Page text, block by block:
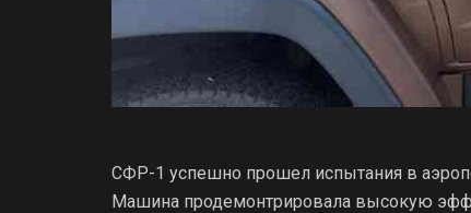
СФР-1 успешно прошел испытания в
Машина продемонтрировала высокую